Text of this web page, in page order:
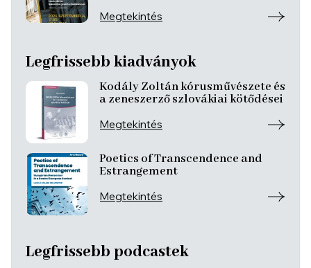
Megtekintés
Legfrissebb kiadványok
Kodály Zoltán kórusművészete és
a zeneszerző szlovákiai kötődései
Megtekintés
Poetics of Transcendence and
Estrangement
Megtekintés
Legfrissebb podcastek